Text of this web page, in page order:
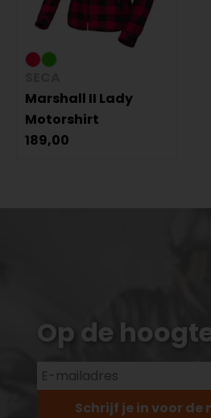
Marshall II Lady
Motorshirt
189,00
Op de
Schrijf je in voor de